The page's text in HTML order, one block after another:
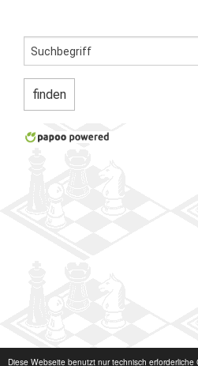
Diese Webseite benutzt nur technisch